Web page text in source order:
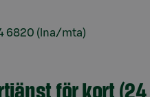
6820 (lna/mta)
för kort (24